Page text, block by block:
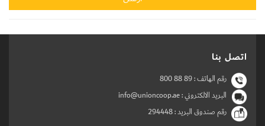
اتصل بنا
رقم الهاتف :800 88 89
البريد الالكتروني : info@unioncoop.ae
رقم صندوق البريد :294448